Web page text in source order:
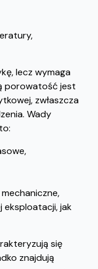
lecz wymaga
porowatość jest
zwłaszcza
Wady
eksploatacji, jak
się
znajdują